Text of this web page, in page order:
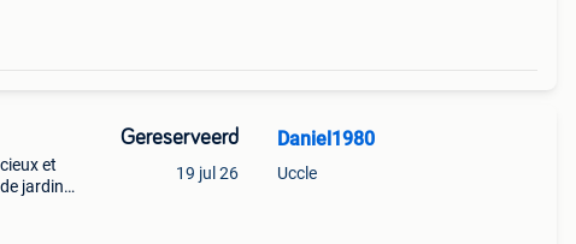
et
jardin
Gereserveerd
19 jul 26
Daniel1980
Uccle